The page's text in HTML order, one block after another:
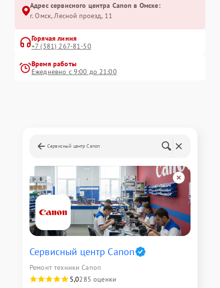
Адрес сервисного центра Canon в Омске:
г. Омск, ​Лесной проезд, 11
Горячая линия
+7 (381) 267-81-50
Время работы
Ежедневно с 9:00 до 21:00
Сервисный центр Canon
Сервисный центр Canon
Ремонт техники Canon
5,0285 оценки